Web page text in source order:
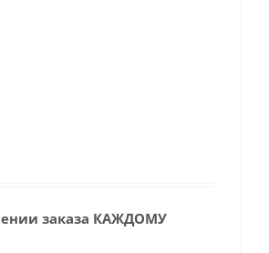
заказа КАЖДОМУ